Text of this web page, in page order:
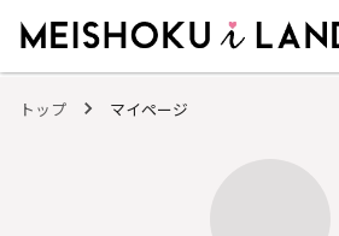
トップ マイページ